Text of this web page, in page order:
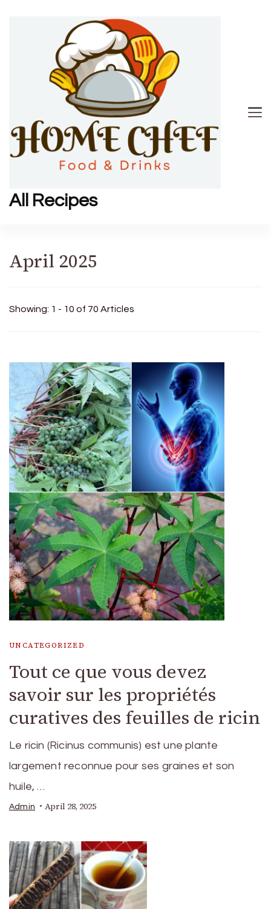
All Recipes
April 2025
Showing: 1 - 10 of 70 Articles
UNCATEGORIZED
Tout ce que vous devez
savoir sur les propriétés
curatives des feuilles de ricin
Le ricin (Ricinus communis) est une plante
largement reconnue pour ses graines et son
huile, …
Admin April 28, 2025